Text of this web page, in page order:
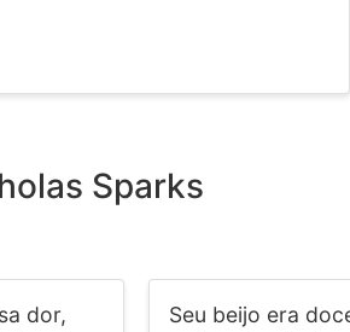
Sparks
dor,
Seu beijo era